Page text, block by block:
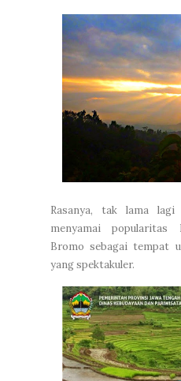
Rasanya, tak lama
menyamai popularitas
Bromo sebagai tempat
yang spektakuler.